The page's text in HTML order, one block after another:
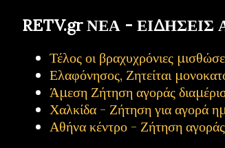
RETV.gr ΝΕΑ -
Τέλος οι βραχυχρόνιες
Ελαφόνησος, Ζητείται
Άμεση Ζήτηση αγοράς
Χαλκίδα - Ζήτηση για αγορά
Αθήνα κέντρο - Ζήτηση